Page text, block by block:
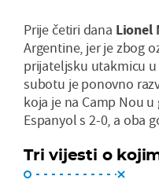
Prije četiri dana Lionel
Argentine, jer je zbog
prijateljsku utakmicu
subotu je ponovno
koja je na Camp Nou
Espanyol s 2-0, a oba
Tri vijesti o